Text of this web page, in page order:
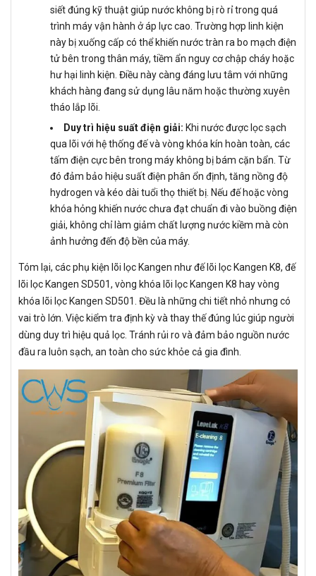
siết đúng kỹ thuật giúp nước không bị rò rỉ trong quá
trình máy vận hành ở áp lực cao. Trường hợp linh kiện
này bị xuống cấp có thể khiến nước tràn ra bo mạch điện
tử bên trong thân máy, tiềm ẩn nguy cơ chập cháy hoặc
hư hại linh kiện. Điều này càng đáng lưu tâm với những
khách hàng đang sử dụng lâu năm hoặc thường xuyên
tháo lắp lõi.
Duy trì hiệu suất điện giải: Khi nước được lọc sạch
qua lõi với hệ thống đế và vòng khóa kín hoàn toàn, các
tấm điện cực bên trong máy không bị bám cặn bẩn. Từ
đó đảm bảo hiệu suất điện phân ổn định, tăng nồng độ
hydrogen và kéo dài tuổi thọ thiết bị. Nếu đế hoặc vòng
khóa hỏng khiến nước chưa đạt chuẩn đi vào buồng điện
giải, không chỉ làm giảm chất lượng nước kiềm mà còn
ảnh hưởng đến độ bền của máy.
Tóm lại, các phụ kiện lõi lọc Kangen như đế lõi lọc Kangen K8, đế
lõi lọc Kangen SD501, vòng khóa lõi lọc Kangen K8 hay vòng
khóa lõi lọc Kangen SD501. Đều là những chi tiết nhỏ nhưng có
vai trò lớn. Việc kiểm tra định kỳ và thay thế đúng lúc giúp người
dùng duy trì hiệu quả lọc. Tránh rủi ro và đảm bảo nguồn nước
đầu ra luôn sạch, an toàn cho sức khỏe cả gia đình.